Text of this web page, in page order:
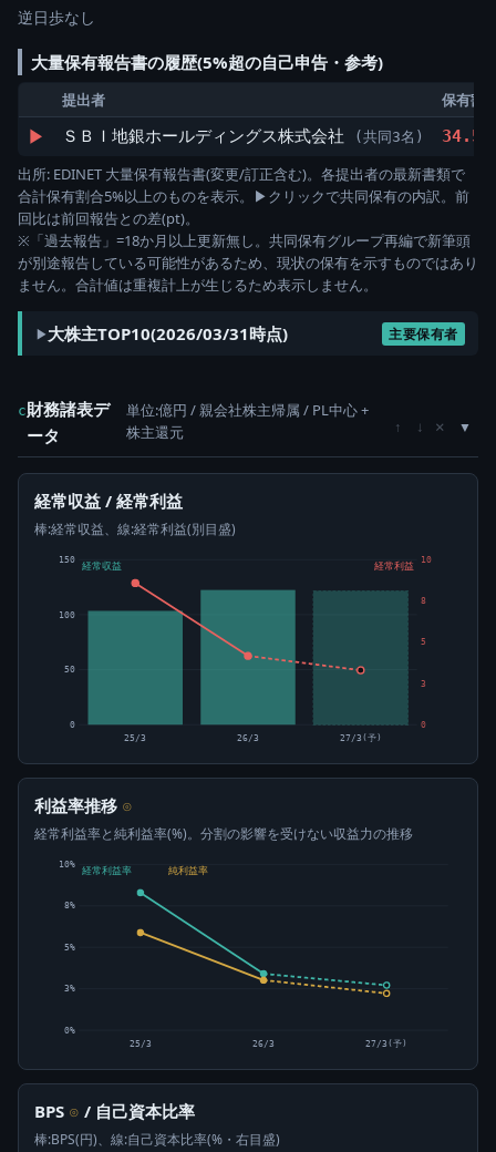
逆日歩なし
大量保有報告書の履歴(5%超の自己申告・参考)
提出者 保有割
▶ ＳＢＩ地銀ホールディングス株式会社 (共同3名)
出所: EDINET 大量保有報告書(変更/訂正含む)。各提出者の最新書類で
合計保有割合5%以上のものを表示。▶クリックで共同保有の内訳。前
回比は前回報告との差(pt)。
※「過去報告」=18か月以上更新無し。共同保有グループ再編で新筆頭
が別途報告している可能性があるため、現状の保有を示すものではあり
ません。合計値は重複計上が生じるため表示しません。
大株主TOP10(2026/03/31時点) 主要保有者
c財務諸表デ
ータ
単位:億円 / 親会社株主帰属 / PL中心 +
株主還元
↑ ↓ ×
経常収益 / 経常利益
棒:経常収益、線:経常利益(別目盛)
0
50
100
150
0
3
5
8
10
25/3 26/3 27/3(予)
経常収益 経常利益
利益率推移 ⊙
経常利益率と純利益率(%)。分割の影響を受けない収益力の推移
0%
3%
5%
8%
10%
経常利益率 純利益率
25/3 26/3 27/3(予)
BPS ⊙ / 自己資本比率
棒:BPS(円)、線:自己資本比率(%・右目盛)